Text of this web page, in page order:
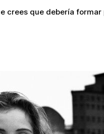
crees que debería formar